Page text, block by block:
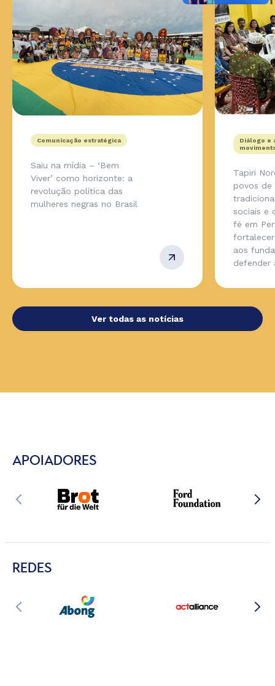
Comunicação estratégica
Saiu na mídia – ‘Bem
Viver’ como horizonte: a
revolução política das
mulheres negras no Brasil
Diálogo e
Tapiri
povos de
sociais e
fé em
aos
defender
Ver todas as notícias
APOIADORES
REDES